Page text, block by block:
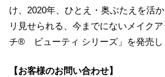
け、2020年、ひとえ・奥ぶたえを活
リ見せられる、今までにないメイク
チ® ビューティ シリーズ」を発売し
【お客様のお問い合わせ】